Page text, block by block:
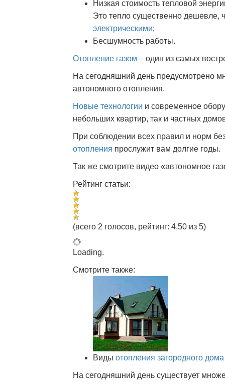
Низкая стоимость тепловой
Это тепло существенно дешевле,
электрическими;
Бесшумность работы.
Отопление газом – один из самых
На сегодняшний день предусмотрено
автономного отопления.
Новые технологии и современное
небольших квартир, так и частных
При соблюдении всех правил и норм
отопления прослужит вам долгие годы.
Так же смотрите видео «автономное
Рейтинг статьи:
(всего 2 голосов, рейтинг: 4,50 из 5)
Loading.
Смотрите также:
Виды отопления загородного дома
На сегодняшний день существует